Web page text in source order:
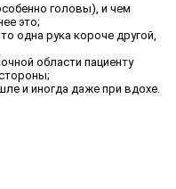
головы), и чем
это;
одна рука короче другой,
области пациенту
и иногда даже при вдохе.